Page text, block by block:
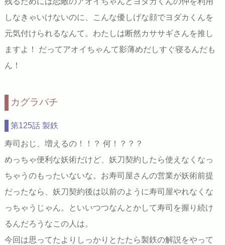
しなきゃいけないのに、こんな優しげな顔でヨダカくんを
元気付けられるなんて。わたしは断然カササギさんを推し
ますよ！ だってアオイちゃんて影薄めだしすぐ寝るんだも
ん！
カグラバチ
第125話 製鉄
寿司おじ、増えるの！！？ 何！？？？
めっちゃ便利な妖術だけど、妖刀契約したら使えなくなっ
ちゃうのもったいないな。お寿司屋さんの営業が妖術前提
だったなら、妖刀契約後は以前のように寿司屋やれなくな
っちゃうじゃん。といいつつなんとかして寿司を握り続け
るんだろうなこの人は。
今回は思ってたよりしっかりとたたら製鉄の解説をやって